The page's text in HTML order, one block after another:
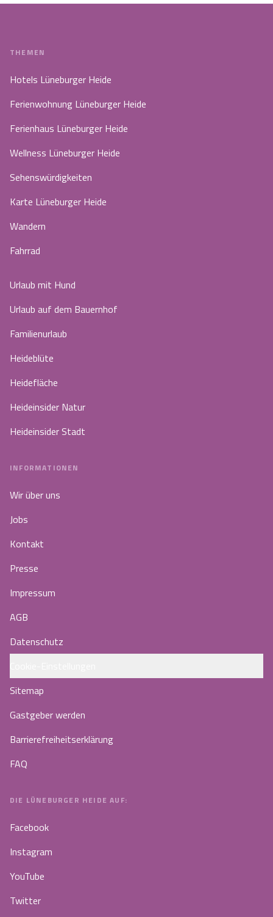
THEMEN
Hotels Lüneburger Heide
Ferienwohnung Lüneburger Heide
Ferienhaus Lüneburger Heide
Wellness Lüneburger Heide
Sehenswürdigkeiten
Karte Lüneburger Heide
Wandern
Fahrrad
Urlaub mit Hund
Urlaub auf dem Bauernhof
Familienurlaub
Heideblüte
Heidefläche
Heideinsider Natur
Heideinsider Stadt
INFORMATIONEN
Wir über uns
Jobs
Kontakt
Presse
Impressum
AGB
Datenschutz
Sitemap
Gastgeber werden
Barrierefreiheitserklärung
FAQ
DIE LÜNEBURGER HEIDE AUF:
Facebook
Instagram
YouTube
Twitter